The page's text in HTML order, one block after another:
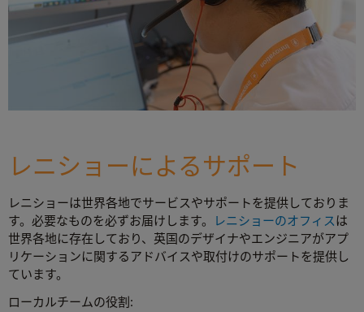
レニショーによるサポート
レニショーは世界各地でサービスやサポートを提供しておりま
す。必要なものを必ずお届けします。
レニショーのオフィスは
世界各地に存在しており、英国のデザイナやエンジニアがアプ
リケーションに関するアドバイスや取付けのサポートを提供し
ています。
ローカルチームの役割: